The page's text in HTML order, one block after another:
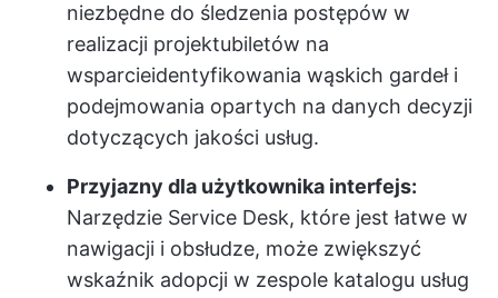
niezbędne do śledzenia postępów w
realizacji projektubiletów na
wsparcieidentyfikowania wąskich gardeł i
podejmowania opartych na danych decyzji
dotyczących jakości usług.
Przyjazny dla użytkownika interfejs:
Narzędzie Service Desk, które jest łatwe w
nawigacji i obsłudze, może zwiększyć
wskaźnik adopcji w zespole katalogu usług